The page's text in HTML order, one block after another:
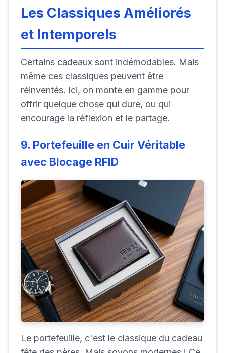
Les Classiques Améliorés
et Intemporels
Certains cadeaux sont indémodables. Mais
même ces classiques peuvent être
réinventés. Ici, on monte en gamme pour
offrir quelque chose qui dure, ou qui
encourage la réflexion et le partage.
9. Portefeuille en Cuir Véritable
avec Blocage RFID
Le portefeuille, c'est le classique du cadeau